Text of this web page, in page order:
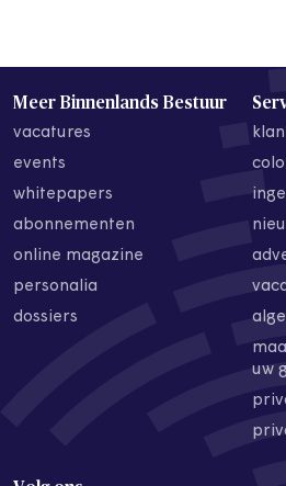
Meer Binnenlands Bestuur
vacatures
events
whitepapers
abonnementen
online magazine
personalia
dossiers
uw